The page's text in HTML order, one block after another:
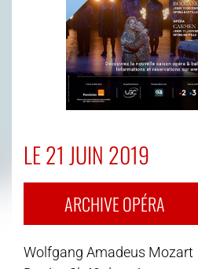
LE 21 JUIN 2019
ARCHIVE OPÉRA
Wolfgang Amadeus Mozart